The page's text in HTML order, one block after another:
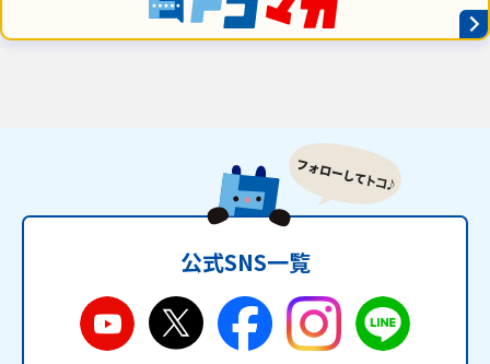
公式SNS一覧